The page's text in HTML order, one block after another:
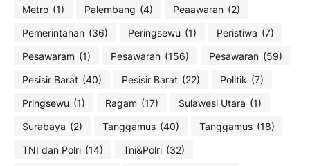
Metro (1) Palembang (4) Peaawaran (2)
Pemerintahan (36) Peringsewu (1) Peristiwa (7)
Pesawaram (1) Pesawaran (156) Pesawaran (59)
Pesisir Barat (40) Pesisir Barat (22) Politik (7)
Pringsewu (1) Ragam (17) Sulawesi Utara (1)
Surabaya (2) Tanggamus (40) Tanggamus (18)
TNI dan Polri (14) Tni&Polri (32)